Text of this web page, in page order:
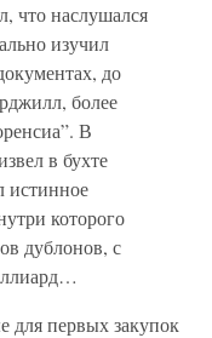
что наслушался
изучил
до
более
В
в бухте
истинное
которого
дублонов, с
для первых закупок